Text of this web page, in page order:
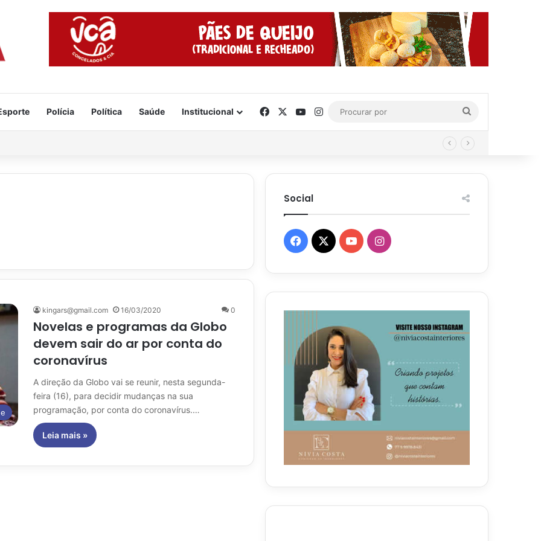
Polícia Política Saúde Institucional FacebookYouTube
Instagram
por
kingars@gmail.com 16/03/2020 0
Novelas e programas da Globo
devem sair do ar por conta do
coronavírus
A direção da Globo vai se reunir, nesta segunda-
feira (16), para decidir mudanças na sua
programação, por conta do coronavírus.…
Leia mais »
Social
Facebook
X YouTubeInstagram